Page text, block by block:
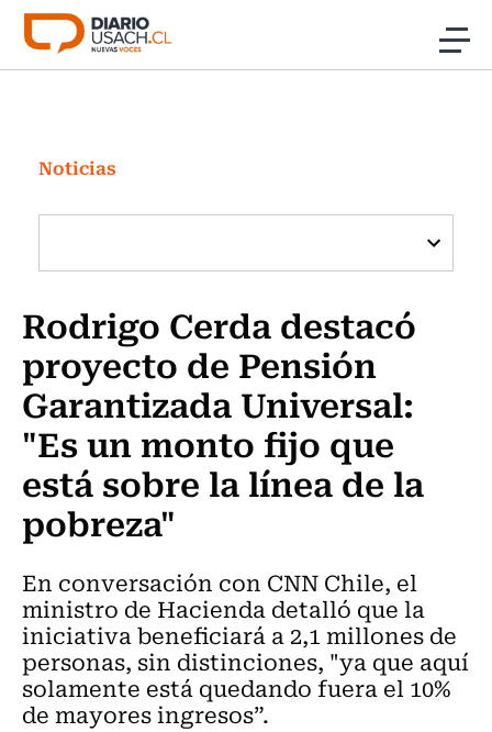
Click acá para ir directamente al contenido
Investigación
Cultura
Programas Radio y TV Usach
Noticias
Rodrigo Cerda destacó
proyecto de Pensión
Garantizada Universal:
"Es un monto fijo que
está sobre la línea de la
pobreza"
En conversación con CNN Chile, el
ministro de Hacienda detalló que la
iniciativa beneficiará a 2,1 millones de
personas, sin distinciones, "ya que aquí
solamente está quedando fuera el 10%
de mayores ingresos”.